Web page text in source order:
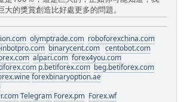
的獎賞創造比好處更多的問題。
olymptrade.com roboforexchina.com
binarycent.com centobot.com
alpari.com forex4you.com
p.betiforex.com beg.betiforex.com
forexbinaryoption.ae
Telegram Forex.pm Forex.wf